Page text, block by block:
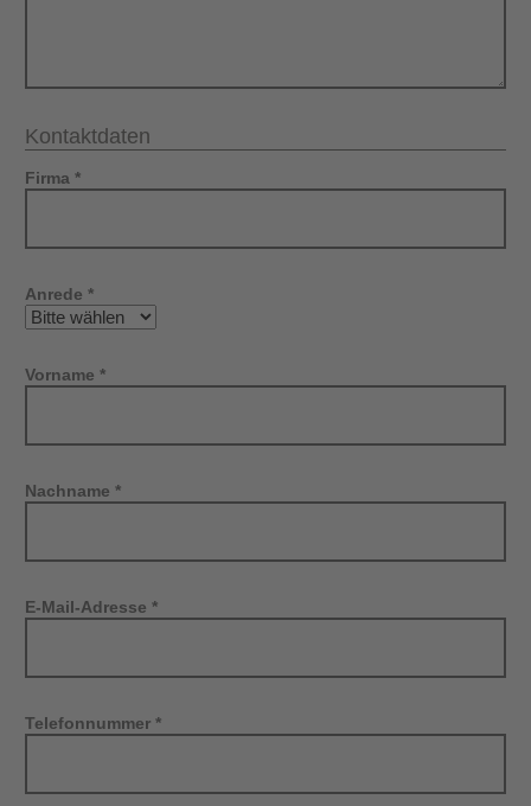
Kontaktdaten
Firma *
Anrede *
Vorname *
Nachname *
E-Mail-Adresse *
Telefonnummer *